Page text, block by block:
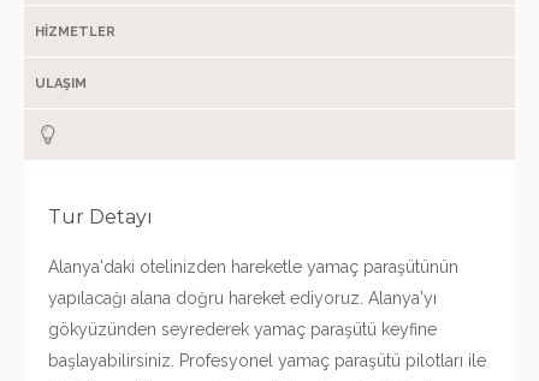
HİZMETLER
ULAŞIM
Tur Detayı
Alanya'daki otelinizden hareketle yamaç paraşütünün
yapılacağı alana doğru hareket ediyoruz. Alanya'yı
gökyüzünden seyrederek yamaç paraşütü keyfine
başlayabilirsiniz. Profesyonel yamaç paraşütü pilotları ile